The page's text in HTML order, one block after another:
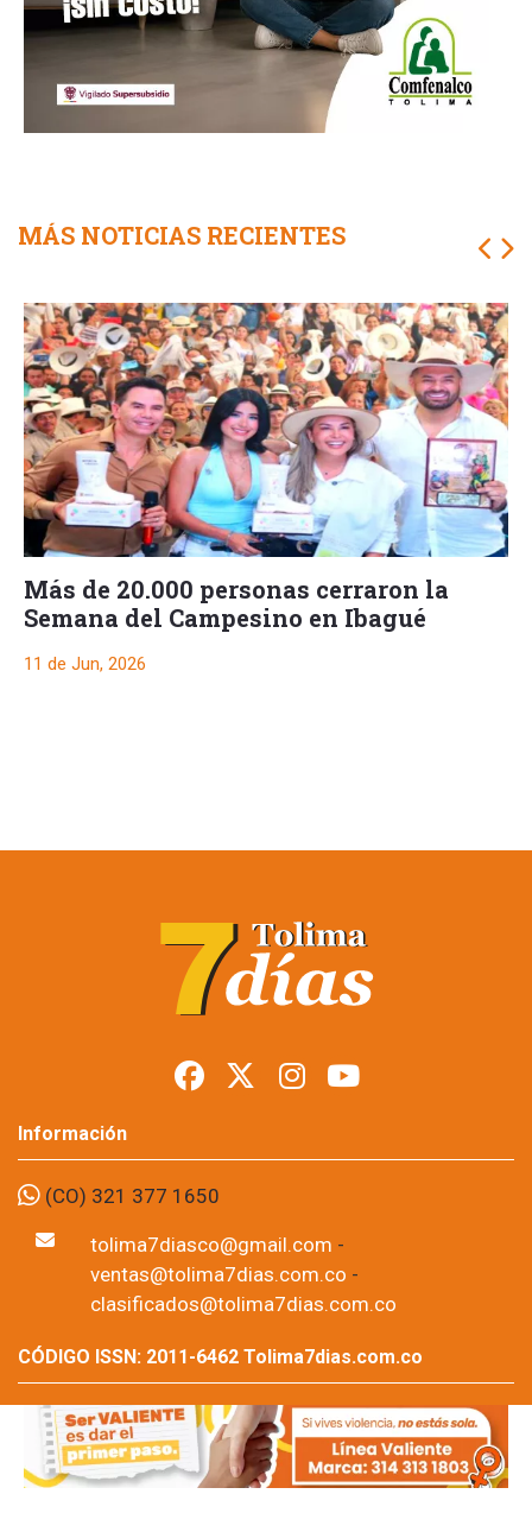
MÁS NOTICIAS RECIENTES
Más de 20.000 personas cerraron la
Semana del Campesino en Ibagué
11 de Jun, 2026
personas cerraron la
Semana del
Campesino en Ibagué
Foto: suministrada a Tolima7Días.
La Semana del Campesino 2026 concluyó en Ibagué con un
concierto de clausura que reunió a más de 20.000 asistentes,
según cifras entregadas por la organización del evento. Durante
seis días se desarrollaron actividades deportivas, comerciales,
gastronómicas y culturales enfocadas en la población rural de
los 17 corregimientos del municipio.